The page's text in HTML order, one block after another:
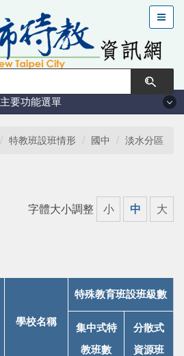
主要功能選單
特教班設班情形 國中 淡水分區
字體大小調整 小 中 大
學校名稱
特殊教育班設班級數
集中式特
教班數
分散式
資源班